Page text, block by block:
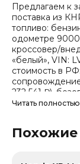
Предлагаем к
поставка из
топливо:
одометре
кроссовер/
«белый», VIN:
стоимость в
232 541 ₽),
документов.
уточняйте
Читать полностью
Похожие